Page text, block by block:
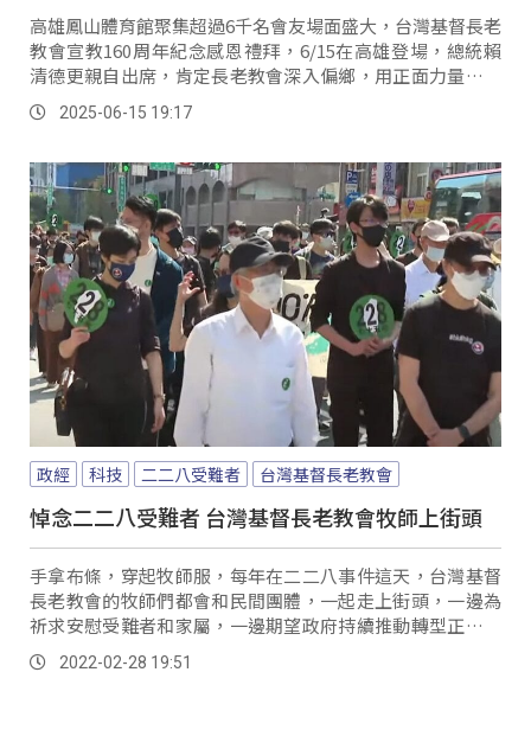
高雄鳳山體育館聚集超過6千名會友場面盛大，台灣基督長老
教會宣教160周年紀念感恩禮拜，6/15在高雄登場，總統賴
清德更親自出席，肯定長老教會深入偏鄉，用正面力量支撐
起台灣社會，更引述傳道書內容，強調台灣必須團結合作，
面對各種挑戰。
2025-06-15 19:17
政經 科技 二二八受難者 台灣基督長老教會
悼念二二八受難者 台灣基督長老教會牧師上街頭
手拿布條，穿起牧師服，每年在二二八事件這天，台灣基督
長老教會的牧師們都會和民間團體，一起走上街頭，一邊為
祈求安慰受難者和家屬，一邊期望政府持續推動轉型正義，
共同守護自由民主的台灣。
2022-02-28 19:51